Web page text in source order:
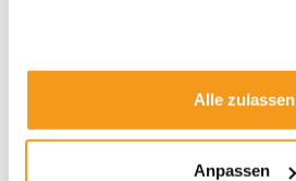
Alle zulassen
Anpassen
1970